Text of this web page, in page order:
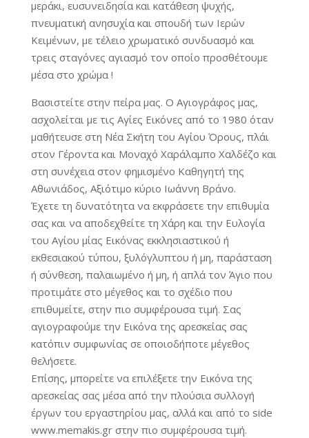
μεράκι, ευσυνειδησία και κατάθεση ψυχής,
πνευματική ανησυχία και σπουδή των Ιερών
Κειμένων, με τέλειο χρωματικό συνδυασμό και
τρεις σταγόνες αγιασμό τον οποίο προσθέτουμε
μέσα στο χρώμα !
Βασιστείτε στην πείρα μας. Ο Αγιογράφος μας,
ασχολείται με τις Αγίες Εικόνες από το 1980 όταν
μαθήτευσε στη Νέα Σκήτη του Αγίου Όρους, πλάι
στον Γέροντα και Μοναχό Χαράλαμπο Χαλδέζο και
στη συνέχεια στον φημισμένο Καθηγητή της
Αθωνιάδος, Αξιότιμο κύριο Ιωάννη Βράνο.
Έχετε τη δυνατότητα να εκφράσετε την επιθυμία
σας και να αποδεχθείτε τη Χάρη και την Ευλογία
του Αγίου μίας Εικόνας εκκλησιαστικού ή
εκθεσιακού τύπου, ξυλόγλυπτου ή μη, παράσταση
ή σύνθεση, παλαιωμένο ή μη, ή απλά τον Άγιο που
προτιμάτε στο μέγεθος και το σχέδιο που
επιθυμείτε, στην πιο συμφέρουσα τιμή. Σας
αγιογραφούμε την Εικόνα της αρεσκείας σας
κατόπιν συμφωνίας σε οποιοδήποτε μέγεθος
θελήσετε.
Επίσης, μπορείτε να επιλέξετε την Εικόνα της
αρεσκείας σας μέσα από την πλούσια συλλογή
έργων του εργαστηρίου μας, αλλά και από το side
www.memakis.gr στην πιο συμφέρουσα τιμή.